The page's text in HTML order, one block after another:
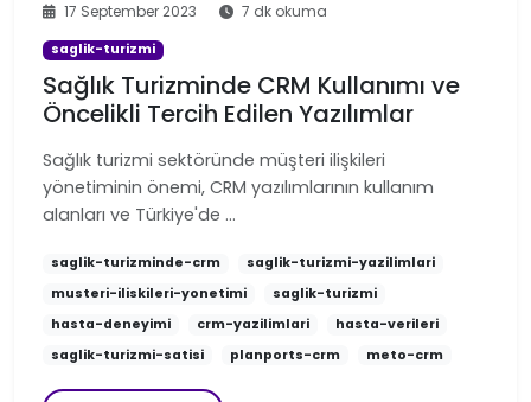
17 September 2023 7 dk okuma
saglik-turizmi
Sağlık Turizminde CRM Kullanımı ve
Öncelikli Tercih Edilen Yazılımlar
Sağlık turizmi sektöründe müşteri ilişkileri
yönetiminin önemi, CRM yazılımlarının kullanım
alanları ve Türkiye'de …
saglik-turizminde-crm
saglik-turizmi-yazilimlari
musteri-iliskileri-yonetimi
saglik-turizmi
hasta-deneyimi
crm-yazilimlari
hasta-verileri
saglik-turizmi-satisi
planports-crm meto-crm